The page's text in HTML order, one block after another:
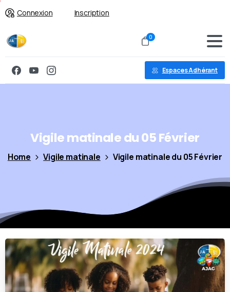
Connexion Inscription
0
Espaces Adhérant
Vigilematinaledu05Février
Home Vigile matinale Vigile matinale du 05 Février